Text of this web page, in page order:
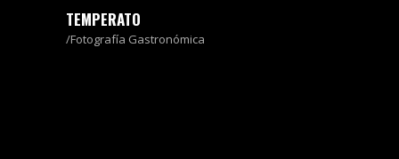
TEMPERATO
Fotografía Gastronómica